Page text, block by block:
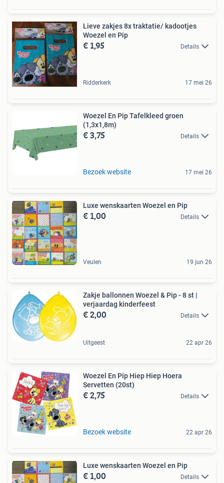
Lieve zakjes 8x traktatie/ kadootjes
Woezel en Pip
€ 1,95 Details
Ridderkerk 17 mei 26
Woezel En Pip Tafelkleed groen
(1,3x1,8m)
€ 3,75 Details
Bezoek website 17 mei 26
Luxe wenskaarten Woezel en Pip
€ 1,00 Details
Veulen 19 jun 26
Zakje ballonnen Woezel & Pip - 8 st |
verjaardag kinderfeest
€ 2,00 Details
Uitgeest 22 apr 26
Woezel En Pip Hiep Hiep Hoera
Servetten (20st)
€ 2,75 Details
Bezoek website 22 apr 26
Luxe wenskaarten Woezel en Pip
€ 1,00 Details